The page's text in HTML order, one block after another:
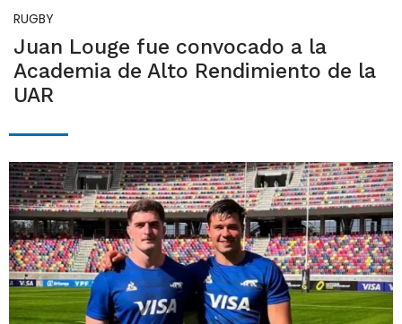
RUGBY
Juan Louge fue convocado a la
Academia de Alto Rendimiento de la
UAR